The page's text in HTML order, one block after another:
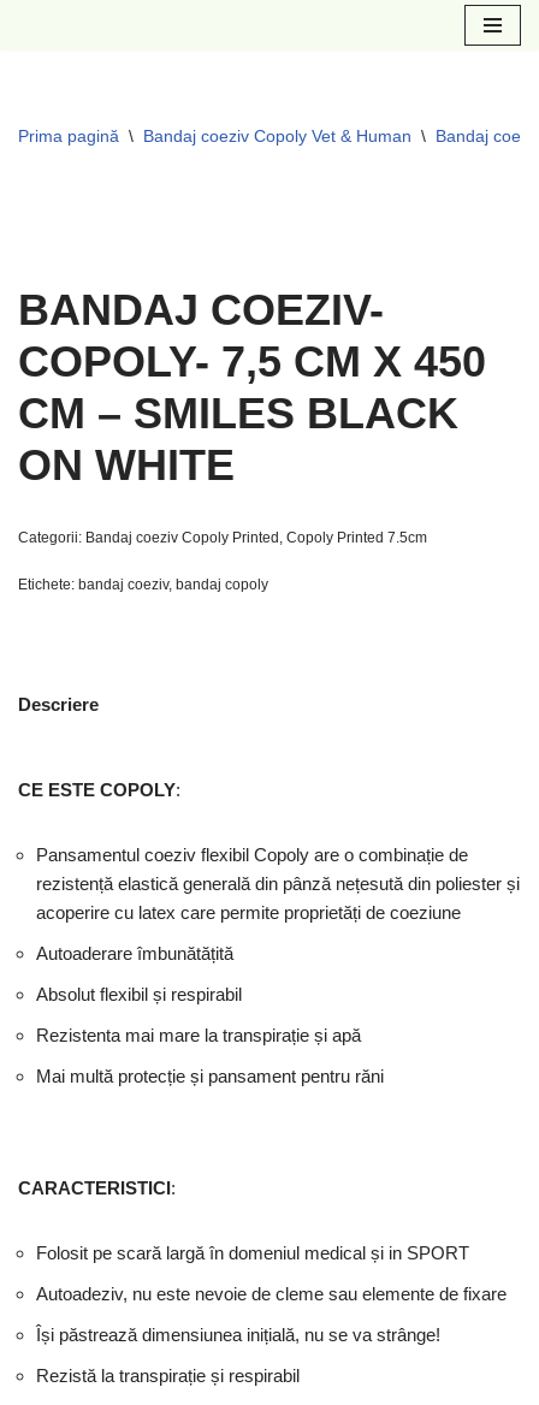
Prima pagină \ Bandaj coeziv Copoly Vet & Human \ Bandaj
BANDAJ COEZIV-
COPOLY- 7,5 CM X 450
CM – SMILES BLACK
ON WHITE
Categorii: Bandaj coeziv Copoly Printed , Copoly Printed 7.5cm
Etichete: bandaj coeziv, bandaj copoly
Descriere
CE ESTE COPOLY:
Pansamentul coeziv flexibil Copoly are o combinație de
rezistență elastică generală din pânză nețesută din poliester și
acoperire cu latex care permite proprietăți de coeziune
Autoaderare îmbunătățită
Absolut flexibil și respirabil
Rezistenta mai mare la transpirație și apă
Mai multă protecție și pansament pentru răni
CARACTERISTICI:
Folosit pe scară largă în domeniul medical și in SPORT
Autoadeziv, nu este nevoie de cleme sau elemente de fixare
Își păstrează dimensiunea inițială, nu se va strânge!
Rezistă la transpirație și respirabil